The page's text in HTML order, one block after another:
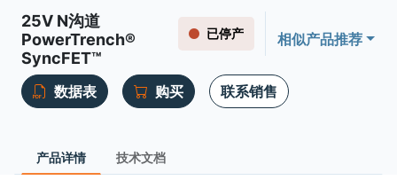
25V N沟道
PowerTrench®
SyncFET™
已停产 相似产品推荐
数据表 购买 联系销售
产品详情 技术文档